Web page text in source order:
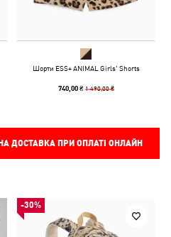
Шорти ESS+ ANIMAL Girls' Shorts
740,00 ₴ 1 490,00 ₴
ДОСТАВКА ПРИ ОПЛАТІ ОНЛАЙН
-30%